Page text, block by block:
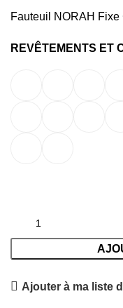
Fauteuil NORAH
REVÊTEMENTS ET
Ajouter à ma liste